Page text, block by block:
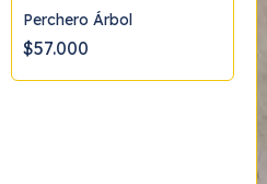
Perchero Árbol
$57.000